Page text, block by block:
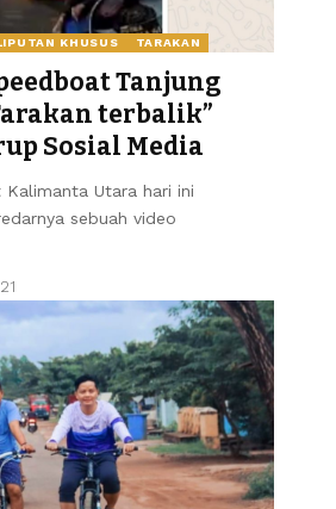
KHUSUS TARAKAN
Tanjung
terbalik”
Sosial Media
Kalimanta Utara hari ini
sebuah video